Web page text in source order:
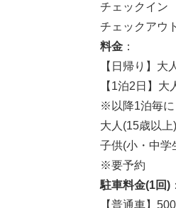
チェックイン
チェックアウ
料金 ：
【日帰り】
【1泊2日】
※以降1泊毎に
大人(15歳以
子供(小・中学
※要予約
駐車料金(1回) ：
【普通車】